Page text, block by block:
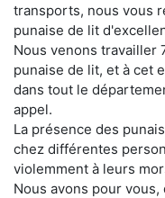
transports, nous vous
punaise de lit
Nous venons travailler
punaise de lit, et à cet
dans tout le
appel.
La présence des
chez différentes
violemment à leurs
Nous avons pour